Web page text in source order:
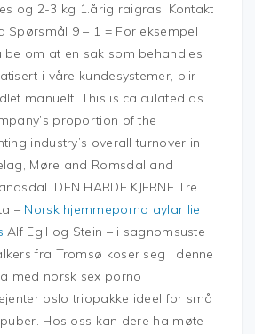
og 2-3 kg 1.årig raigras. Kontakt
Spørsmål 9 – 1 = For eksempel
be om at en sak som behandles
i våre kundesystemer, blir
manuelt. This is calculated as
proportion of the
industry’s overall turnover in
Møre and Romsdal and
DEN HARDE KJERNE Tre
– Norsk hjemmeporno aylar lie
Alf Egil og Stein – i sagnomsuste
fra Tromsø koser seg i denne
med norsk sex porno
oslo triopakke ideel for små
Hos oss kan dere ha møte